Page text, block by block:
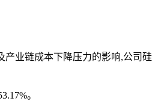
业链成本下降压力的影响,公司硅
。